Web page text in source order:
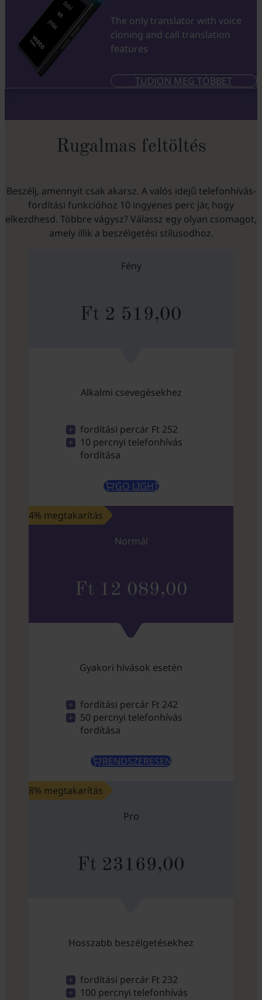
The only translator with voice
cloning and call translation
features
TUDJON MEG TÖBBET
Rugalmas feltöltés
Beszélj, amennyit csak akarsz. A valós idejű telefonhívás-
fordítási funkcióhoz 10 ingyenes perc jár, hogy
elkezdhesd. Többre vágysz? Válassz egy olyan csomagot,
amely illik a beszélgetési stílusodhoz.
Fény
Ft 2 519,00
Alkalmi csevegésekhez
fordítási percár Ft 252
10 percnyi telefonhívás
fordítása
GO LIGHT
4% megtakarítás
Normál
Ft 12 089,00
Gyakori hívások esetén
fordítási percár Ft 242
50 percnyi telefonhívás
fordítása
RENDSZERESEN
8% megtakarítás
Pro
Ft 23169,00
Hosszabb beszélgetésekhez
fordítási percár Ft 232
100 percnyi telefonhívás